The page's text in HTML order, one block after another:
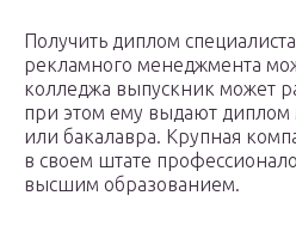
Получить диплом
рекламного менеджмента
колледжа выпускник может
при этом ему выдают диплом
или бакалавра. Крупная
в своем штате
высшим образованием.